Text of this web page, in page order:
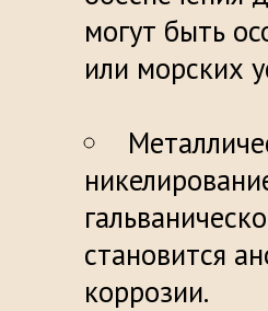
могут быть
или
становится
коррозии.